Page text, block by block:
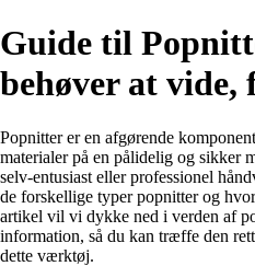
Guide til
behøver at vide,
Popnitter er en afgørende
materialer på en pålidelig og sikker
selv-entusiast eller professionel
de forskellige typer popnitter og
artikel vil vi dykke ned i verden af
information, så du kan træffe den
dette værktøj.